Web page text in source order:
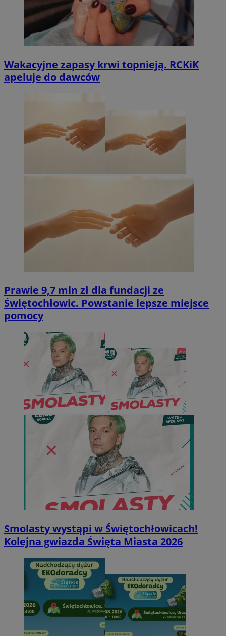
Wakacyjne zapasy krwi topnieją. RCKiK
apeluje do dawców
Prawie 9,7 mln zł dla fundacji ze
Świętochłowic. Powstanie lepsze miejsce
pomocy
Smolasty wystąpi w Świętochłowicach!
Kolejna gwiazda Święta Miasta 2026